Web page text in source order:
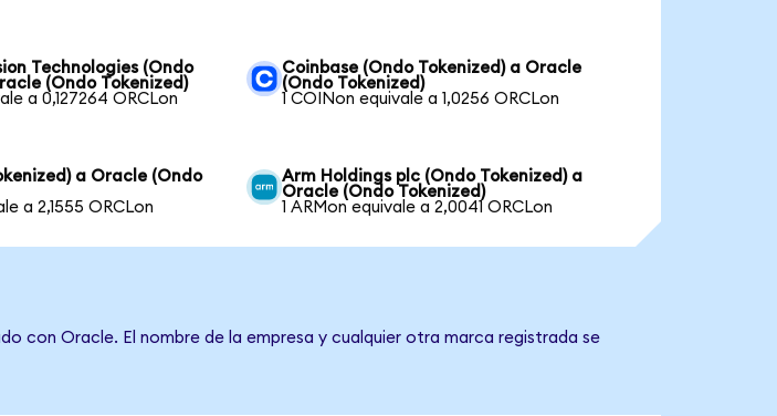
Technologies (Ondo
(Ondo Tokenized)
a 0,127264 ORCLon
Coinbase (Ondo Tokenized) a Oracle
(Ondo Tokenized)
1 COINon equivale a 1,0256 ORCLon
a Oracle (Ondo
a 2,1555 ORCLon
Arm Holdings plc (Ondo Tokenized) a
Oracle (Ondo Tokenized)
1 ARMon equivale a 2,0041 ORCLon
con Oracle. El nombre de la empresa y cualquier otra marca registrada se